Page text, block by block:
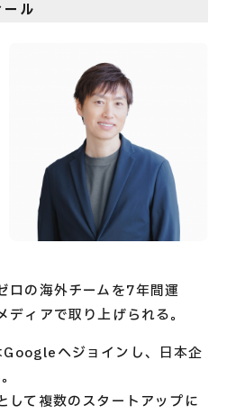
ール
ロの海外チームを7年間運
ィアで取り上げられる。
へジョインし、日本企
して複数のスタートアップに